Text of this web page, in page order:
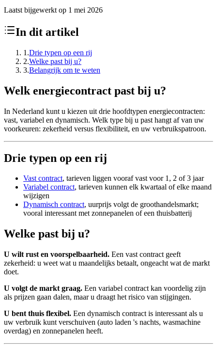
Laatst bijgewerkt op 1 mei 2026
In dit artikel
1 .Drie typen op een rij
2.Welke past bij u?
3.Belangrijk om te weten
Welk energiecontract past bij u?
In Nederland kunt u kiezen uit drie hoofdtypen energiecontracten:
vast, variabel en dynamisch. Welk type bij u past hangt af van uw
voorkeuren: zekerheid versus flexibiliteit, en uw verbruikspatroon.
Drie typen op een rij
Vast contract, tarieven liggen vooraf vast voor 1, 2 of 3 jaar
Variabel contract, tarieven kunnen elk kwartaal of elke maand
wijzigen
Dynamisch contract, uurprijs volgt de groothandelsmarkt;
vooral interessant met zonnepanelen of een thuisbatterij
Welke past bij u?
U wilt rust en voorspelbaarheid. Een vast contract geeft
zekerheid: u weet wat u maandelijks betaalt, ongeacht wat de markt
doet.
U volgt de markt graag. Een variabel contract kan voordelig zijn
als prijzen gaan dalen, maar u draagt het risico van stijgingen.
U bent thuis flexibel. Een dynamisch contract is interessant als u
uw verbruik kunt verschuiven (auto laden 's nachts, wasmachine
overdag) en zonnepanelen heeft.